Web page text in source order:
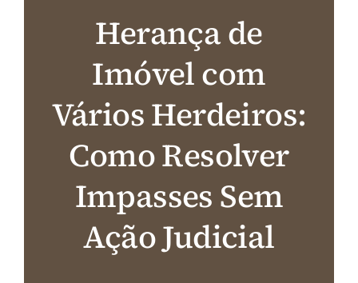
Nossos Profissionais
Áreas de Atuação
Perguntas Frequentes (FAQ)
Herança de
Imóvel com
Vários Herdeiros:
Como Resolver
Impasses Sem
Ação Judicial